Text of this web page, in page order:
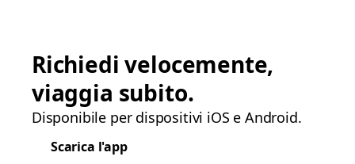
Richiedi velocemente,
viaggia subito.
Disponibile per dispositivi iOS e Android.
Scarica l'app